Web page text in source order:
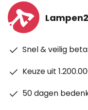
Snel & veilig
Keuze uit
50 dagen